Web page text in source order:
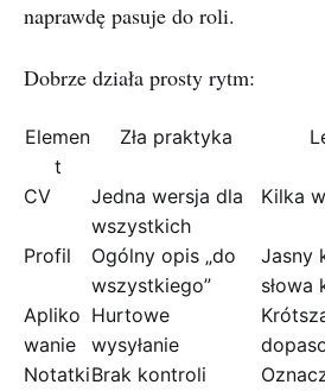
naprawdę pasuje do roli.
Dobrze działa prosty rytm:
Elemen
t
Zła praktyka
CV
Jedna wersja dla
wszystkich
Kilka
Profil
Ogólny opis „do
wszystkiego”
Jasny
słowa
Apliko
wanie
Hurtowe
wysyłanie
NotatkiBrak kontroli